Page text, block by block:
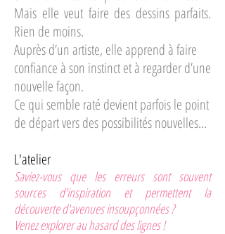
Mais elle veut faire des dessins parfaits.
Rien de moins.
Auprès d’un artiste, elle apprend à faire
confiance à son instinct et à regarder d’une
nouvelle façon.
Ce qui semble raté devient parfois le point
de départ vers des possibilités nouvelles...
L'atelier​
Saviez-vous que les erreurs sont souvent
sources d'inspiration et permettent la
découverte d'avenues insoupçonnées ?
Venez explorer au hasard des lignes !